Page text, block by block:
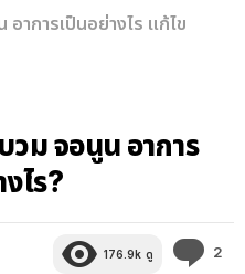
าการเป็นอย่างไร แก้ไข
ม จอนูน อาการ
ไร?
176.9k ดู 2